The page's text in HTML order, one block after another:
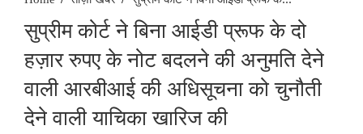
सुप्रीम कोर्ट ने बिना आईडी प्रूफ के दो
हज़ार रुपए के नोट बदलने की अनुमति देने
वाली आरबीआई की अधिसूचना को चुनौती
देने वाली याचिका खारिज की